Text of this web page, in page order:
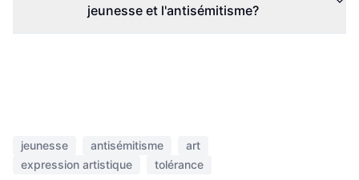
jeunesse et l'antisémitisme?
jeunesse antisémitisme
art
expression artistique
tolérance